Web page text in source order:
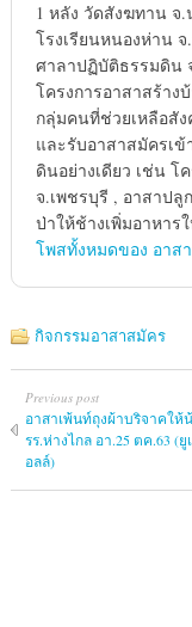
1 หลัง วัดสังฆทาน จ
โรงเรียนหนองห่าน
ศาลาปฏิบัติธรรมดิน
โครงการอาสาสร้า
กลุ่มคนที่ช่วยเหลือสั
และรับอาสาสมัครเ
ดินอย่างเดียว เช่น โ
จ.เพชรบุรี , อาสาป
ป่าให้ช้างเพิ่มอาหา
โพสทั้งหมดของ อาส
กิจกรรมอาสาสมัคร
Previous post
อาสาเพ้นท์ถุงผ้าบริจาคให้
รร.ห่างไกล อา.25 ตค.63 (ยู
อลล์)